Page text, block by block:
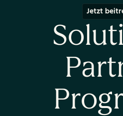
Jetzt